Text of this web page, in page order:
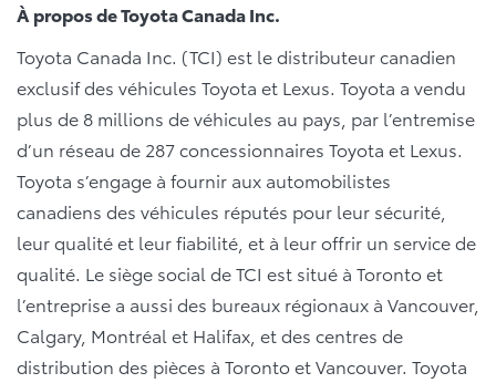
À propos de Toyota Canada Inc.
Toyota Canada Inc. (TCI) est le distributeur canadien
exclusif des véhicules Toyota et Lexus. Toyota a vendu
plus de 8 millions de véhicules au pays, par l’entremise
d’un réseau de 287 concessionnaires Toyota et Lexus.
Toyota s’engage à fournir aux automobilistes
canadiens des véhicules réputés pour leur sécurité,
leur qualité et leur fiabilité, et à leur offrir un service de
qualité. Le siège social de TCI est situé à Toronto et
l’entreprise a aussi des bureaux régionaux à Vancouver,
Calgary, Montréal et Halifax, et des centres de
distribution des pièces à Toronto et Vancouver. Toyota